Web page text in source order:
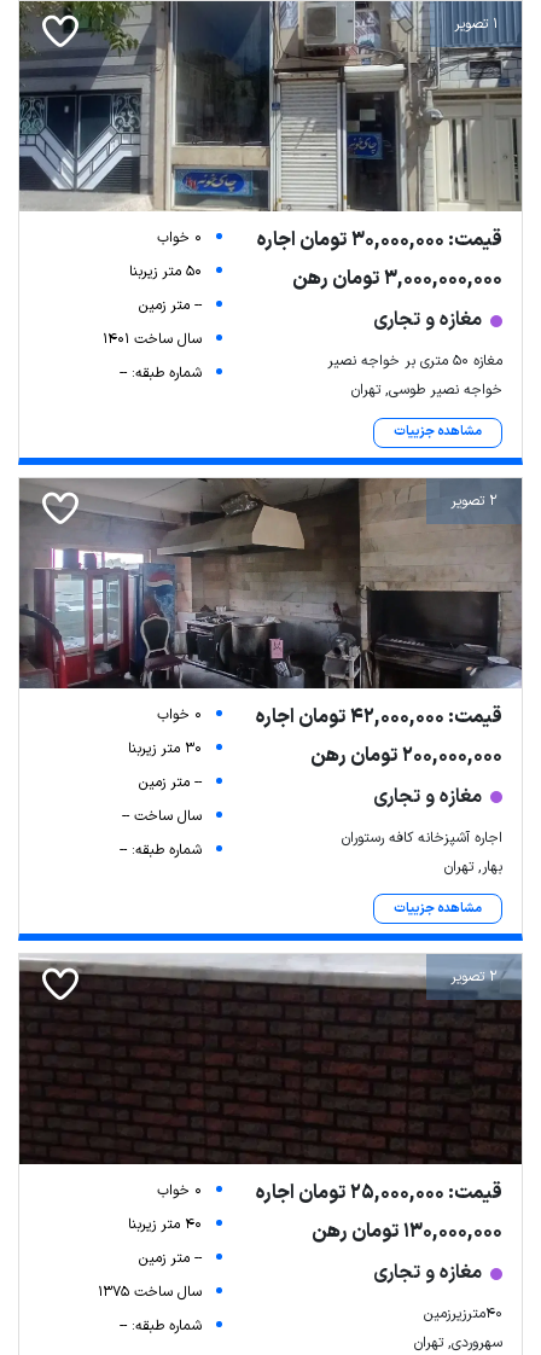
1 تصویر
قیمت: 30,000,000 تومان اجاره
3,000,000,000 تومان رهن
مغازه و تجاری
مغازه ۵۰ متری بر خواجه نصیر
خواجه نصیر طوسی, تهران
مشاهده جزییات
0 خواب
50 متر زیربنا
-- متر زمین
سال ساخت 1401
شماره طبقه: --
2 تصویر
قیمت: 42,000,000 تومان اجاره
200,000,000 تومان رهن
مغازه و تجاری
اجاره آشپزخانه کافه رستوران
بهار, تهران
مشاهده جزییات
0 خواب
30 متر زیربنا
-- متر زمین
سال ساخت --
شماره طبقه: --
2 تصویر
قیمت: 25,000,000 تومان اجاره
130,000,000 تومان رهن
مغازه و تجاری
40مترزیرزمین
سهروردی, تهران
0 خواب
40 متر زیربنا
-- متر زمین
سال ساخت 1375
شماره طبقه: --